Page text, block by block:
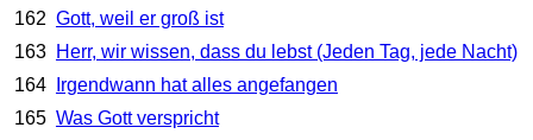
162 Gott, weil er groß ist
163 Herr, wir wissen, dass du lebst (Jeden Tag, jede Nacht)
164
Irgendwann hat alles angefangen
165 Was Gott verspricht